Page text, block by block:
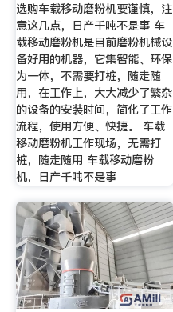
选购车载移动磨粉机要谨慎，注
意这几点，日产千吨不是事 车
载移动磨粉机是目前磨粉机械设
备好用的机器，它集智能、环保
为一体，不需要打桩，随走随
用，在工作上，大大减少了繁杂
的设备的安装时间，简化了工作
流程，使用方便、快捷。 车载
移动磨粉机工作现场，无需打
桩，随走随用 车载移动磨粉
机，日产千吨不是事